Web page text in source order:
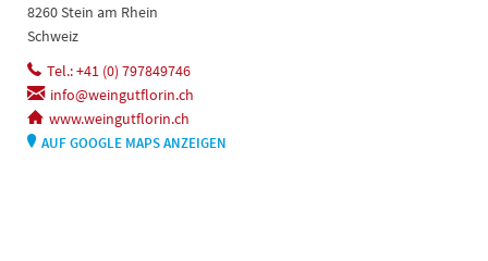
8260 Stein am Rhein
Schweiz
Tel.: +41 (0) 797849746
info@weingutflorin.ch
www.weingutflorin.ch
AUF GOOGLE MAPS ANZEIGEN